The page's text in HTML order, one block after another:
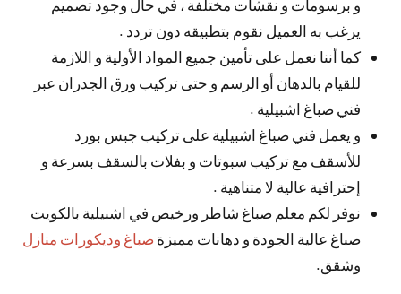
و برسومات و نقشات مختلفة ، في حال وجود تصميم
يرغب به العميل نقوم بتطبيقه دون تردد .
كما أننا نعمل على تأمين جميع المواد الأولية و اللازمة
للقيام بالدهان أو الرسم و حتى تركيب ورق الجدران عبر
فني صباغ اشبيلية .
و يعمل فني صباغ اشبيلية على تركيب جبس بورد
للأسقف مع تركيب سبوتات و بفلات بالسقف بسرعة و
إحترافية عالية لا متناهية .
نوفر لكم معلم صباغ شاطر ورخيص في اشبيلية بالكويت
صباغ عالية الجودة و دهانات مميزةصباغ وديكورات منازل
وشقق.